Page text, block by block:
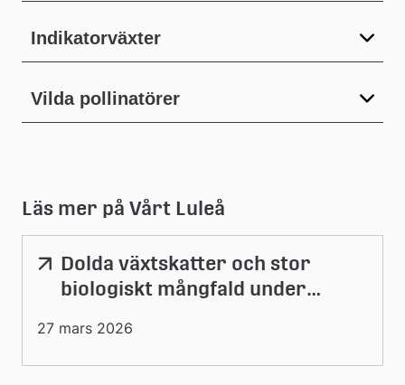
Indikatorväxter
Vilda pollinatörer
Läs mer på Vårt Luleå
Länk
webbplats
Dolda växtskatter och stor
biologiskt mångfald under
27 mars 2026